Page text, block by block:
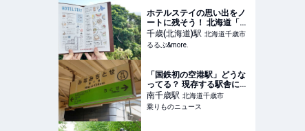
ホテルステイの思い出をノ
ートに残そう！ 北海道「雨
ノ日と夕やけ」へ
【mini_minorの旅ノートレ
ッスンvol.8】｜るるぶ
千歳(北海道)駅 北海道千歳市
るるぶ&more.
「国鉄初の空港駅」どうな
ってる？ 現存する駅舎に
は”面影”が… 話題の「成田
空港駅の将来」とは異なる
現在 | 乗りものニュース
南千歳駅 北海道千歳市
乗りものニュース